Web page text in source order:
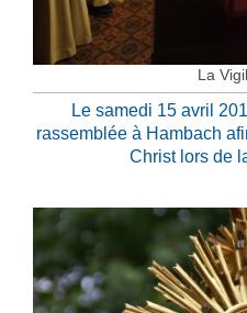
La
Le samedi 15 avril
rassemblée à Hambach
Christ lors de